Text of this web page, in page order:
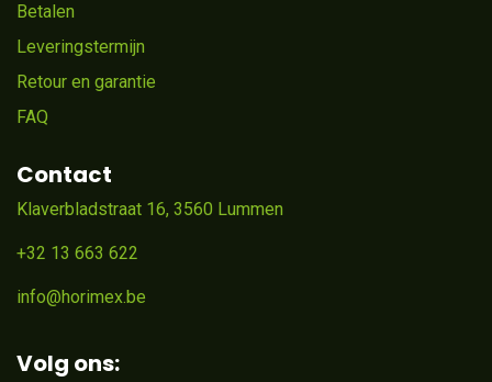
Betalen
Leveringstermijn
Retour en garantie
FAQ
Contact
Klaverbladstraat 16, 3560 Lummen
+32 13 663 622
info@horimex.be
Volg ons: